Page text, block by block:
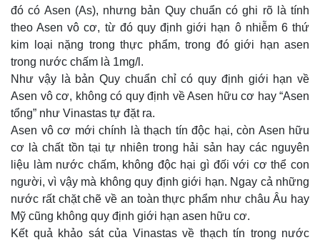
Cuộc sống đó đây
Hồ sơ
Ảnh
E-Magazine
Infographic
đó có Asen (As), nhưng bản Quy chuẩn có ghi rõ là tính
theo Asen vô cơ, từ đó quy định giới hạn ô nhiễm 6 thứ
kim loại nặng trong thực phẩm, trong đó giới hạn asen
trong nước chấm là 1mg/l.
Như vậy là bản Quy chuẩn chỉ có quy định giới hạn về
Asen vô cơ, không có quy định về Asen hữu cơ hay “Asen
tổng” như Vinastas tự đặt ra.
Asen vô cơ mới chính là thạch tín độc hại, còn Asen hữu
cơ là chất tồn tại tự nhiên trong hải sản hay các nguyên
liệu làm nước chấm, không độc hại gì đối với cơ thể con
người, vì vậy mà không quy định giới hạn. Ngay cả những
nước rất chặt chẽ về an toàn thực phẩm như châu Âu hay
Mỹ cũng không quy định giới hạn asen hữu cơ.
Kết quả khảo sát của Vinastas về thạch tín trong nước